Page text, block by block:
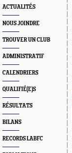
ACTUALITÉS
NOUS JOINDRE
TROUVER UN CLUB
ADMINISTRATIF
CALENDRIERS
QUALIFIÉ(E)S
RÉSULTATS
BILANS
RECORDS LABFC